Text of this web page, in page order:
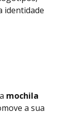
identidade
mochila
a sua